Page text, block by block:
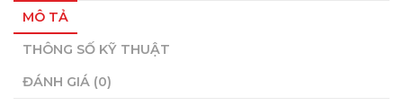
MÔ TẢ
THÔNG SỐ KỸ THUẬT
ĐÁNH GIÁ (0)